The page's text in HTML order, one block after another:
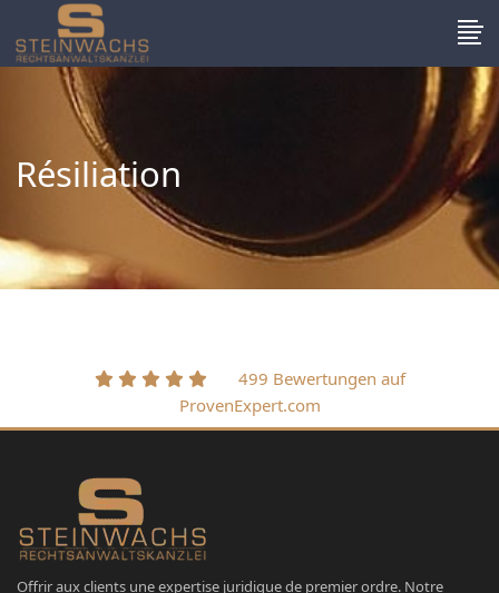
Résiliation
499 Bewertungen auf
ProvenExpert.com
Offrir aux clients une expertise juridique de premier ordre. Notre